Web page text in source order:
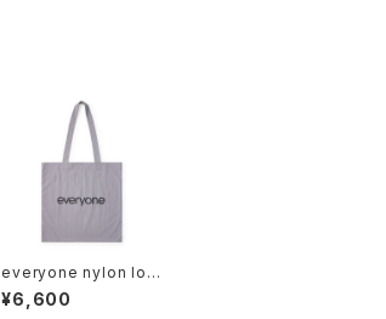
everyone nylon log
o tote bag (GRAY)
¥6,600